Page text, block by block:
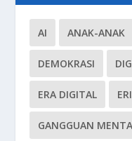
AI ANAK-ANAK
DEMOKRASI
ERA DIGITAL
GANGGUAN